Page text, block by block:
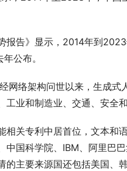
告》显示，2014年到2023
公布。
络架构问世以来，生成式
业和制造业、交通、安全和
专利中居首位，文本和语
国科学院、IBM、阿里巴
主要来源国还包括美国、